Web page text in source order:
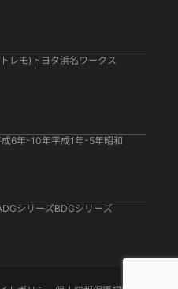
レモ) トヨタ浜名ワークス
成6年-10年平成1年-5年昭和
シリーズBDGシリーズ